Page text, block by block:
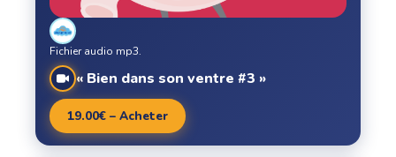
« Bien dans son ventre #3 »
Fichier audio mp3.
19.00€ – Acheter